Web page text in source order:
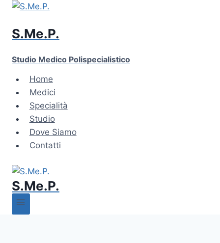
Skip
content
S.Me.P.
Studio Medico Polispecialistico
Home
Medici
Specialità
Studio
Dove Siamo
Contatti
S.Me.P.